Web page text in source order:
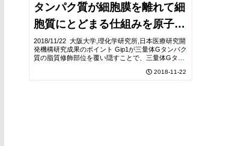
タンパク質が細胞膜を離れて細
胞質にとどまる仕組みを原子レ
ベルで解明
2018/11/22 大阪大学,理化学研究所,日本医療研究開
発機構研究成果のポイント Gip1が三量体Gタンパク
質の脂質修飾部位を覆い隠すことで、三量体Gタン
2018-11-22